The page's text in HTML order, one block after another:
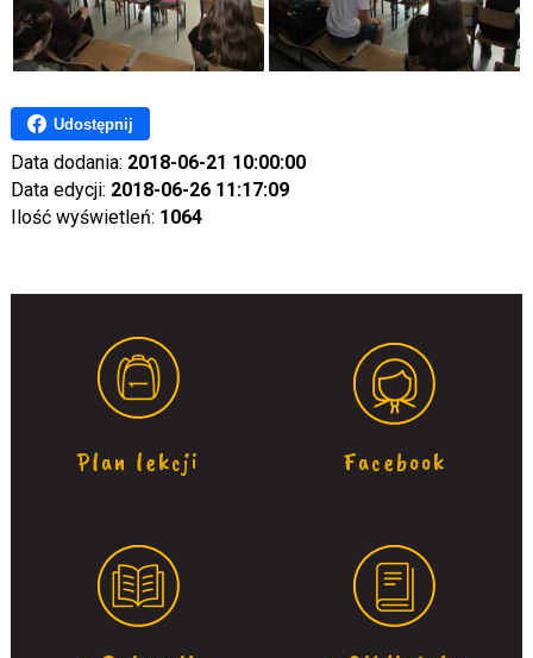
Udostępnij
Data dodania: 2018-06-21 10:00:00
Data edycji: 2018-06-26 11:17:09
Ilość wyświetleń: 1064
Plan lekcji Facebook